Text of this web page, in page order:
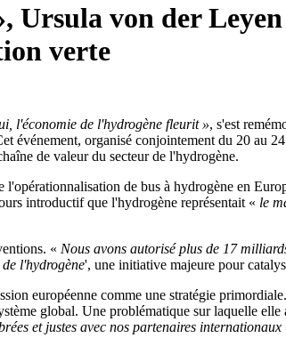
Ursula von der
verte
l'économie de l'hydrogène fleurit », s'est
événement, organisé conjointement du 20 au
de valeur du secteur de l'hydrogène.
de bus à hydrogène en
introductif que l'hydrogène représentait « le
« Nous avons autorisé plus de 17
l'hydrogène', une initiative majeure pour
européenne comme une stratégie
global. Une problématique sur laquelle
et justes avec nos partenaires internationaux